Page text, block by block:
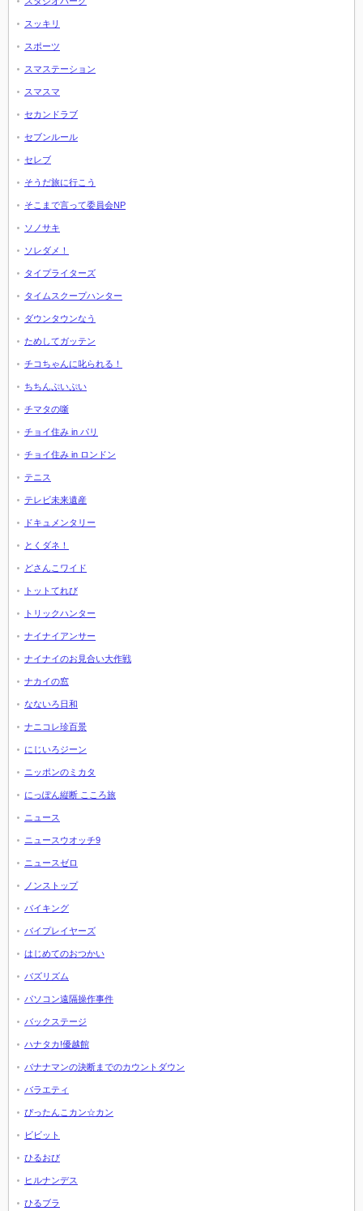
スッキリ
スポーツ
スマステーション
スマスマ
セカンドラブ
セブンルール
セレブ
そうだ旅に行こう
そこまで言って委員会NP
ソノサキ
ソレダメ！
タイプライターズ
タイムスクープハンター
ダウンタウンなう
ためしてガッテン
チコちゃんに叱られる！
ちちんぷいぷい
チマタの噺
チョイ住み in パリ
チョイ住み in ロンドン
テニス
テレビ未来遺産
ドキュメンタリー
とくダネ！
どさんこワイド
トットてれび
トリックハンター
ナイナイアンサー
ナイナイのお見合い大作戦
ナカイの窓
なないろ日和
ナニコレ珍百景
にじいろジーン
ニッポンのミカタ
にっぽん縦断 こころ旅
ニュース
ニュースウオッチ9
ニュースゼロ
ノンストップ
バイキング
バイプレイヤーズ
はじめてのおつかい
バズリズム
パソコン遠隔操作事件
バックステージ
ハナタカ!優越館
バナナマンの決断までのカウントダウン
バラエティ
ぴったんこカン☆カン
ビビット
ひるおび
ヒルナンデス
ひるブラ